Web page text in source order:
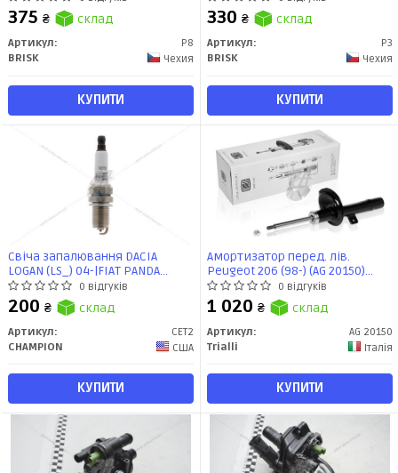
375 ₴ склад
Артикул:
P8
BRISK
Чехия
КУПИТИ
330 ₴ склад
Артикул:
P3
BRISK
Чехия
КУПИТИ
Свіча запалювання DACIA
LOGAN (LS_) 04-|FIAT PANDA
(169_) 03-, PUNTO (176_) (CET2)
CHAMPION
0 відгуків
200 ₴ склад
Артикул:
CET2
CHAMPION
США
КУПИТИ
Амортизатор перед. лів.
Peugeot 206 (98-) (AG 20150)
Trialli
0 відгуків
1 020 ₴ склад
Артикул:
AG 20150
Trialli
Італія
КУПИТИ